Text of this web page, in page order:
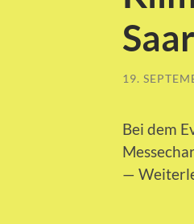
19.
Bei dem
—